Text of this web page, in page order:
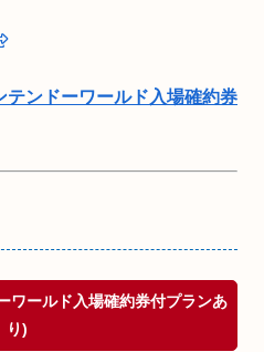
ンドーワールド入場確約券
ワールド入場確約券付プランあ
り)